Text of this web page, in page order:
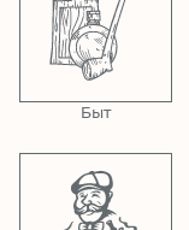
Быт